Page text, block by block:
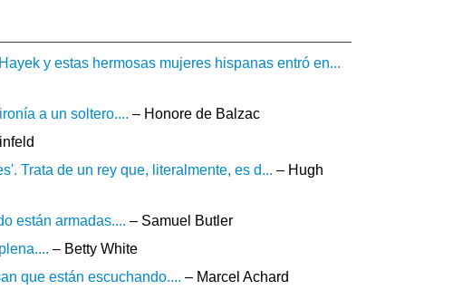
y estas hermosas mujeres hispanas entró en...
a un soltero.... – Honore de Balzac
Trata de un rey que, literalmente, es d... – Hugh
están armadas.... – Samuel Butler
– Betty White
que están escuchando.... – Marcel Achard